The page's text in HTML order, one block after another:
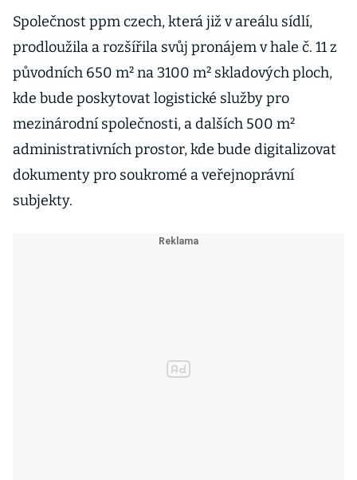
Společnost ppm czech, která již v areálu sídlí,
prodloužila a rozšířila svůj pronájem v hale č. 11 z
původních 650 m² na 3100 m² skladových ploch,
kde bude poskytovat logistické služby pro
mezinárodní společnosti, a dalších 500 m²
administrativních prostor, kde bude digitalizovat
dokumenty pro soukromé a veřejnoprávní
subjekty.